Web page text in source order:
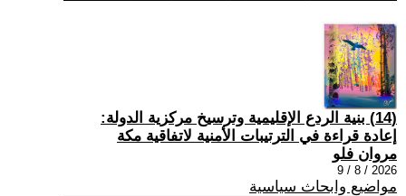
(14) بنية الردع الإقليمية وترسيخ مركزية الدولة:
إعادة قراءة في الترتيبات الأمنية لاتفاقية مكة
مروان فلو
2026 / 8 / 9
مواضيع وابحاث سياسية